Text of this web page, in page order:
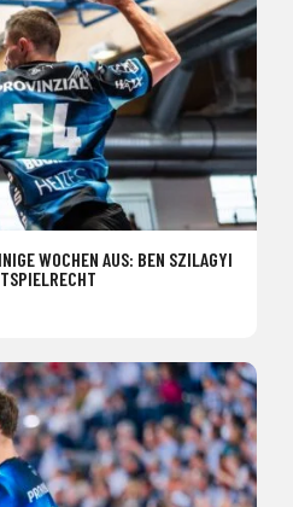
WOCHEN AUS: BEN SZILAGYI